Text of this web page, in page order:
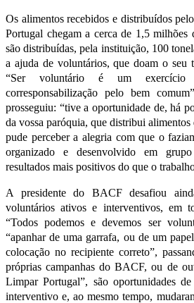
Os alimentos recebidos e distribuídos
Portugal chegam a cerca de 1,5 milhões
são distribuídas, pela instituição, 100
a ajuda de voluntários, que doam o seu
“Ser voluntário é um
corresponsabilização pelo bem
prosseguiu: “tive a oportunidade de, há
da vossa paróquia, que distribui
pude perceber a alegria com que o
organizado e desenvolvido em
resultados mais positivos do que o
A presidente do BACF desafiou
voluntários ativos e interventivos, em
“Todos podemos e devemos ser
“apanhar de uma garrafa, ou de um
colocação no recipiente correto”,
próprias campanhas do BACF, ou de
Limpar Portugal”, são oportunidades
interventivo e, ao mesmo tempo,